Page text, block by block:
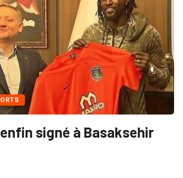
signé à Basaksehir